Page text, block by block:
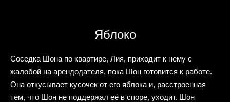
Яблоко
Соседка Шона по квартире, Лия, приходит к нему с
жалобой на арендодателя, пока Шон готовится к работе.
Она откусывает кусочек от его яблока и, расстроенная
тем, что Шон не поддержал её в споре, уходит. Шон